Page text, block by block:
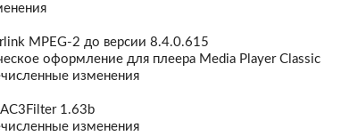
MPEG-2 до версии 8.4.0.615
оформление для плеера Media Player Classic
изменения
AC3Filter 1.63b
изменения